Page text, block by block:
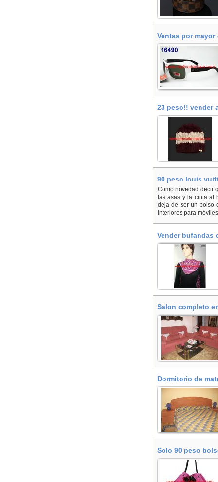
Ventas por mayor
Alcobendas
23 peso!! vender
Arroyomolinos
90 peso louis
Alameda del Valle
Como novedad decir
las asas y la cinta al
deja de ser un bolso
interiores para
Vender bufandas
(El)
Salon completo
Dormitorio de
Solo 90 peso